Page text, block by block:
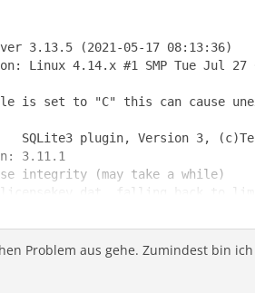
Linux 4.14.x #1 SMP Tue Jul 27
is set to "C" this can cause
Problem aus gehe. Zumindest bin